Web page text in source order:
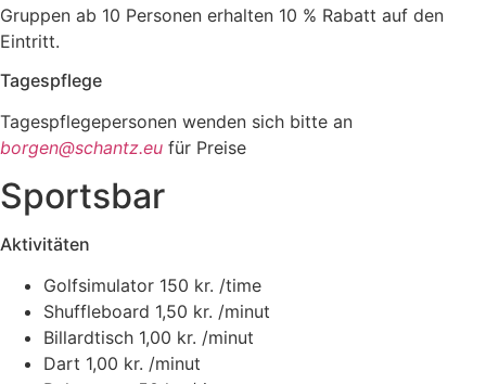
Gruppen ab 10 Personen erhalten 10 % Rabatt auf den
Eintritt.
Tagespflege
Tagespflegepersonen wenden sich bitte an
borgen@schantz.eu für Preise
Sportsbar
Aktivitäten
Golfsimulator 150 kr. /time
Shuffleboard 1,50 kr. /minut
Billardtisch 1,00 kr. /minut
Dart 1,00 kr. /minut